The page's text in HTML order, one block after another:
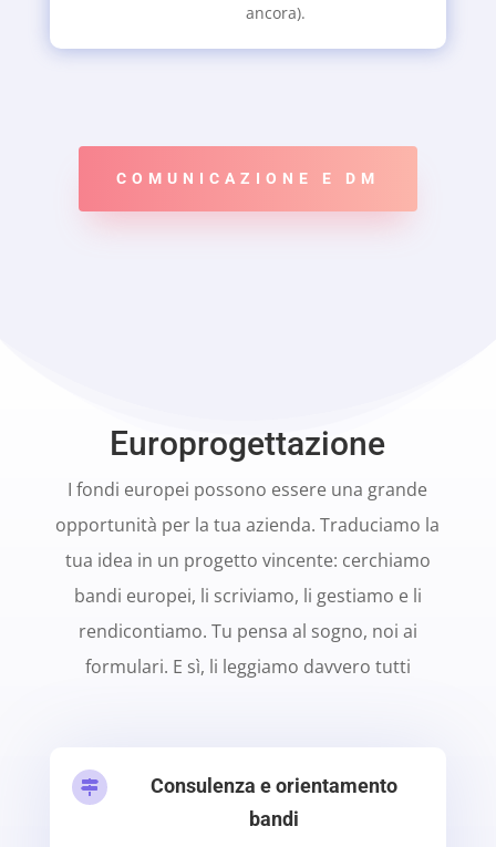
ancora).
COMUNICAZIONE E DM
Europrogettazione
I fondi europei possono essere una grande
opportunità per la tua azienda. Traduciamo la
tua idea in un progetto vincente: cerchiamo
bandi europei, li scriviamo, li gestiamo e li
rendicontiamo. Tu pensa al sogno, noi ai
formulari. E sì, li leggiamo davvero tutti

Consulenza e orientamento
bandi